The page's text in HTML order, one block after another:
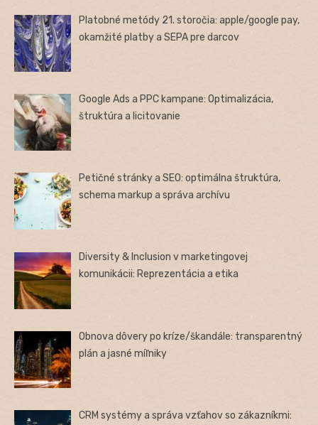
Platobné metódy 21. storočia: apple/google pay,
okamžité platby a SEPA pre darcov
Google Ads a PPC kampane: Optimalizácia,
štruktúra a licitovanie
Petičné stránky a SEO: optimálna štruktúra,
schema markup a správa archívu
Diversity & Inclusion v marketingovej
komunikácii: Reprezentácia a etika
Obnova dôvery po kríze/škandále: transparentný
plán a jasné míľniky
CRM systémy a správa vzťahov so zákazníkmi: